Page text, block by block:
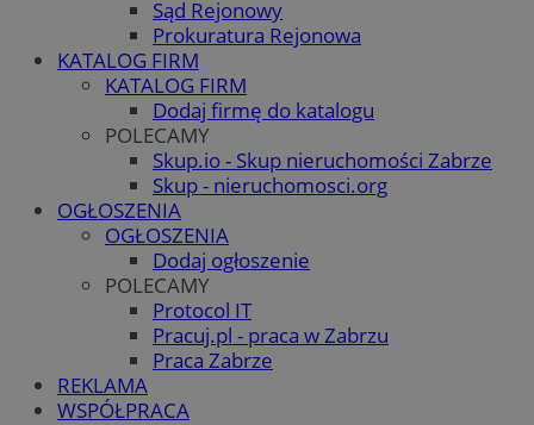
Sąd Rejonowy
Prokuratura Rejonowa
KATALOG FIRM
KATALOG FIRM
Dodaj firmę do katalogu
POLECAMY
Skup.io - Skup nieruchomości Zabrze
Skup - nieruchomosci.org
OGŁOSZENIA
OGŁOSZENIA
Dodaj ogłoszenie
POLECAMY
Protocol IT
Pracuj.pl - praca w Zabrzu
Praca Zabrze
REKLAMA
WSPÓŁPRACA